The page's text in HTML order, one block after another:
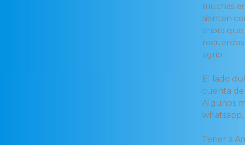
muchas
sienten
ahora
agrio.
El lado
cuenta de
Algunos
Tener a